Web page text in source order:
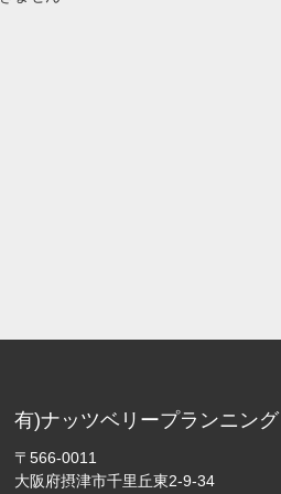
有)ナッツベリープランニング
〒566-0011
大阪府摂津市千里丘東2-9-34